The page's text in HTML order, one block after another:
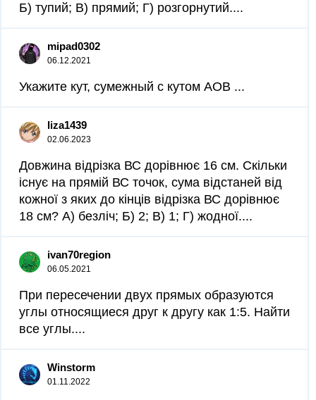
Б) тупий; В) прямий; Г) розгорнутий.​...
mipad0302
06.12.2021
Укажите кут, сумежный с кутом AOB ​...
liza1439
02.06.2023
Довжина відрізка ВС дорівнює 16 см. Скільки
існує на прямій ВС точок, сума відстаней від
кожної з яких до кінців відрізка ВС дорівнює
18 см? А) безліч; Б) 2; В) 1; Г) жодної....
ivan70region
06.05.2021
При пересечении двух прямых образуются
углы относящиеся друг к другу как 1:5. Найти
все углы....
Winstorm
01.11.2022